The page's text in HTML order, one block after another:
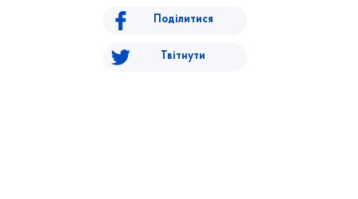
Поділитися
Твітнути